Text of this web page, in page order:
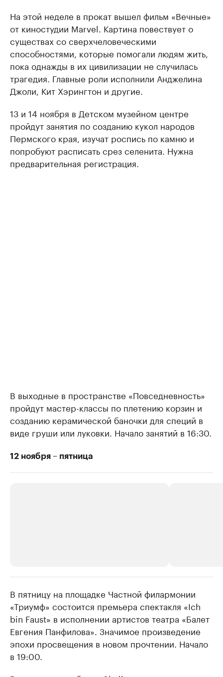
На этой неделе в прокат вышел фильм «Вечные»
от киностудии Marvel. Картина повествует о
существах со сверхчеловеческими
способностями, которые помогали людям жить,
пока однажды в их цивилизации не случилась
трагедия. Главные роли исполнили Анджелина
Джоли, Кит Хэрингтон и другие.
13 и 14 ноября в Детском музейном центре
пройдут занятия по созданию кукол народов
Пермского края, изучат роспись по камню и
попробуют расписать срез селенита. Нужна
предварительная регистрация.
В выходные в пространстве «Повседневность»
пройдут мастер-классы по плетению корзин и
созданию керамической баночки для специй в
виде груши или луковки. Начало занятий в 16:30.
12 ноября – пятница
Крупные организации в
нефтегазовой промышленности
Найдите и проверьте данные в каталоге Посмотрите
В пятницу на площадке Частной филармонии
«Триумф» состоится премьера спектакля «Ich
bin Faust» в исполнении артистов театра «Балет
Евгения Панфилова». Значимое произведение
эпохи просвещения в новом прочтении. Начало
в 19:00.